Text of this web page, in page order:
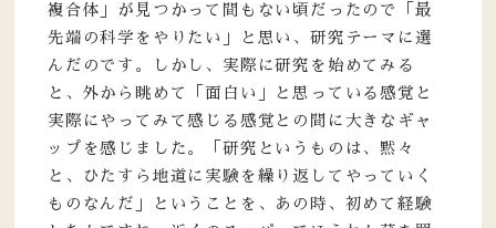
複合体」が見つかって間もない頃だったので「最
先端の科学をやりたい」と思い、研究テーマに選
んだのです。しかし、実際に研究を始めてみる
と、外から眺めて「面白い」と思っている感覚と
実際にやってみて感じる感覚との間に大きなギャ
ップを感じました。「研究というものは、黙々
と、ひたすら地道に実験を繰り返してやっていく
ものなんだ」ということを、あの時、初めて経験